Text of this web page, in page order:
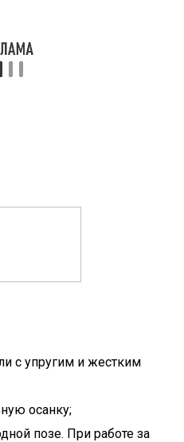
с упругим и жестким
осанку;
позе. При работе за